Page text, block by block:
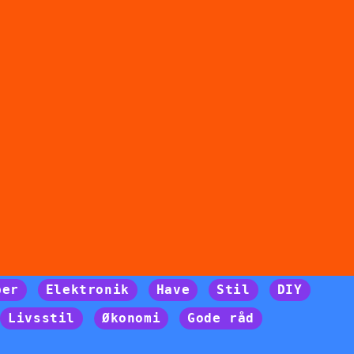
Elektronik Have Stil
DIY
Livsstil Økonomi Gode råd